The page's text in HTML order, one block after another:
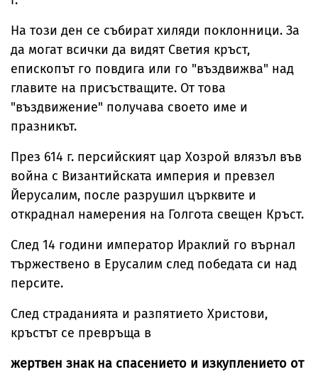
На този ден се събират хиляди поклонници. За
да могат всички да видят Светия кръст,
епископът го повдига или го "въздвижва" над
главите на присъстващите. От това
"въздвижение" получава своето име и
празникът.
През 614 г. персийският цар Хозрой влязъл във
война с Византийската империя и превзел
Йерусалим, после разрушил църквите и
откраднал намерения на Голгота свещен Кръст.
След 14 години император Ираклий го върнал
тържествено в Ерусалим след победата си над
персите.
След страданията и разпятието Христови,
кръстът се превръща в
жертвен знак на спасението и изкуплението от